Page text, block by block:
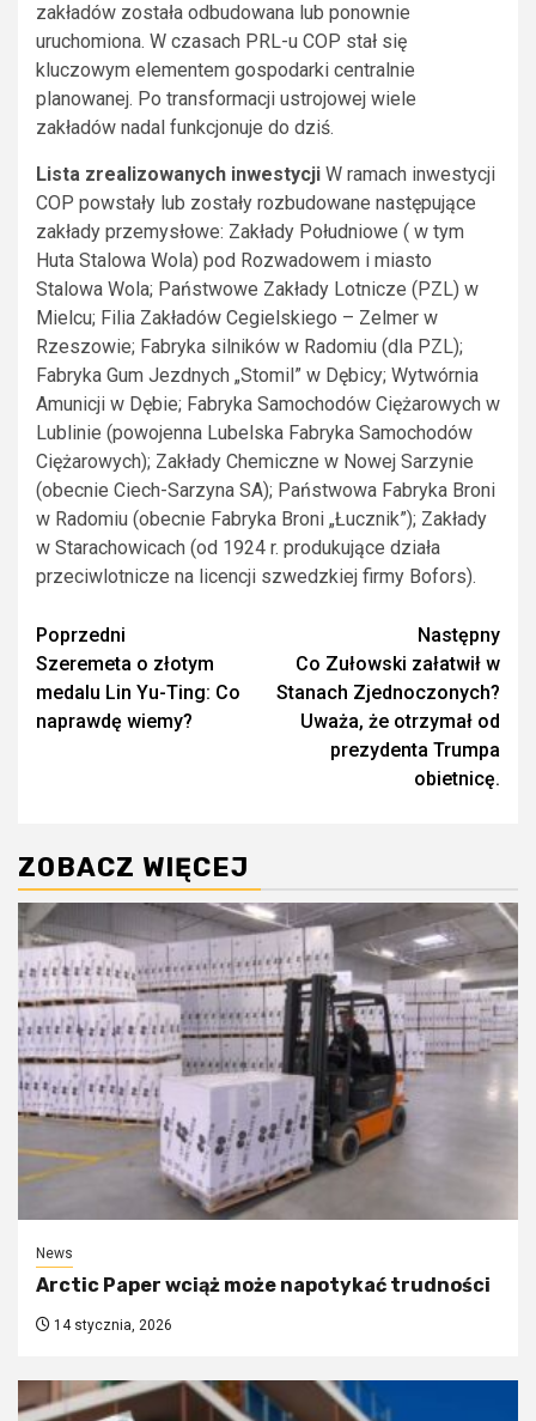
zakładów została odbudowana lub ponownie
uruchomiona. W czasach PRL-u COP stał się
kluczowym elementem gospodarki centralnie
planowanej. Po transformacji ustrojowej wiele
zakładów nadal funkcjonuje do dziś.
Lista zrealizowanych inwestycji W ramach inwestycji
COP powstały lub zostały rozbudowane następujące
zakłady przemysłowe: Zakłady Południowe ( w tym
Huta Stalowa Wola) pod Rozwadowem i miasto
Stalowa Wola; Państwowe Zakłady Lotnicze (PZL) w
Mielcu; Filia Zakładów Cegielskiego – Zelmer w
Rzeszowie; Fabryka silników w Radomiu (dla PZL);
Fabryka Gum Jezdnych „Stomil” w Dębicy; Wytwórnia
Amunicji w Dębie; Fabryka Samochodów Ciężarowych w
Lublinie (powojenna Lubelska Fabryka Samochodów
Ciężarowych); Zakłady Chemiczne w Nowej Sarzynie
(obecnie Ciech-Sarzyna SA); Państwowa Fabryka Broni
w Radomiu (obecnie Fabryka Broni „Łucznik”); Zakłady
w Starachowicach (od 1924 r. produkujące działa
przeciwlotnicze na licencji szwedzkiej firmy Bofors).
Zobacz
wpisy
Poprzedni
Szeremeta o złotym
medalu Lin Yu-Ting: Co
naprawdę wiemy?
Następny
Co Zułowski załatwił w
Stanach Zjednoczonych?
Uważa, że otrzymał od
prezydenta Trumpa
obietnicę.
ZOBACZ WIĘCEJ
News
Arctic Paper wciąż może napotykać trudności
14 stycznia, 2026